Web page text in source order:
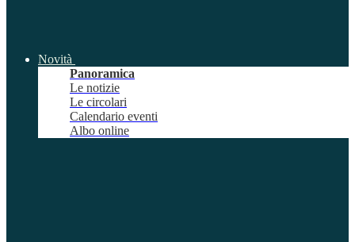
Novità
Panoramica
Le notizie
Le circolari
Calendario eventi
Albo online